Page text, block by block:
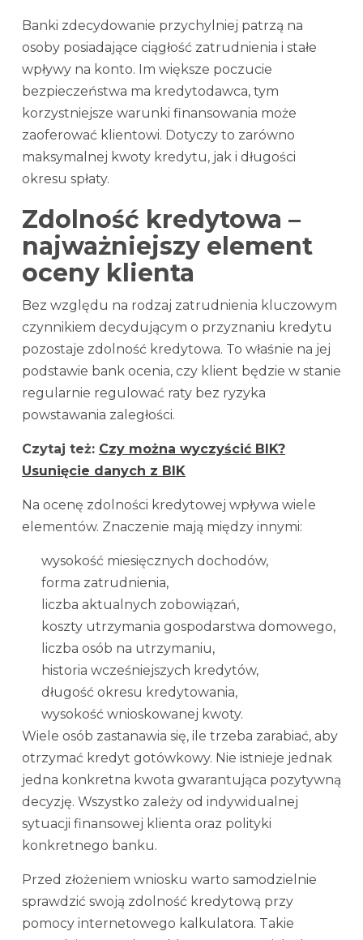
Banki zdecydowanie przychylniej patrzą na
osoby posiadające ciągłość zatrudnienia i stałe
wpływy na konto. Im większe poczucie
bezpieczeństwa ma kredytodawca, tym
korzystniejsze warunki finansowania może
zaoferować klientowi. Dotyczy to zarówno
maksymalnej kwoty kredytu, jak i długości
okresu spłaty.
Zdolność kredytowa –
najważniejszy element
oceny klienta
Bez względu na rodzaj zatrudnienia kluczowym
czynnikiem decydującym o przyznaniu kredytu
pozostaje zdolność kredytowa. To właśnie na jej
podstawie bank ocenia, czy klient będzie w stanie
regularnie regulować raty bez ryzyka
powstawania zaległości.
Czytaj też: Czy można wyczyścić BIK?
Usunięcie danych z BIK
Na ocenę zdolności kredytowej wpływa wiele
elementów. Znaczenie mają między innymi:
wysokość miesięcznych dochodów,
forma zatrudnienia,
liczba aktualnych zobowiązań,
koszty utrzymania gospodarstwa domowego,
liczba osób na utrzymaniu,
historia wcześniejszych kredytów,
długość okresu kredytowania,
wysokość wnioskowanej kwoty.
Wiele osób zastanawia się, ile trzeba zarabiać, aby
otrzymać kredyt gotówkowy. Nie istnieje jednak
jedna konkretna kwota gwarantująca pozytywną
decyzję. Wszystko zależy od indywidualnej
sytuacji finansowej klienta oraz polityki
konkretnego banku.
Przed złożeniem wniosku warto samodzielnie
sprawdzić swoją zdolność kredytową przy
pomocy internetowego kalkulatora. Takie